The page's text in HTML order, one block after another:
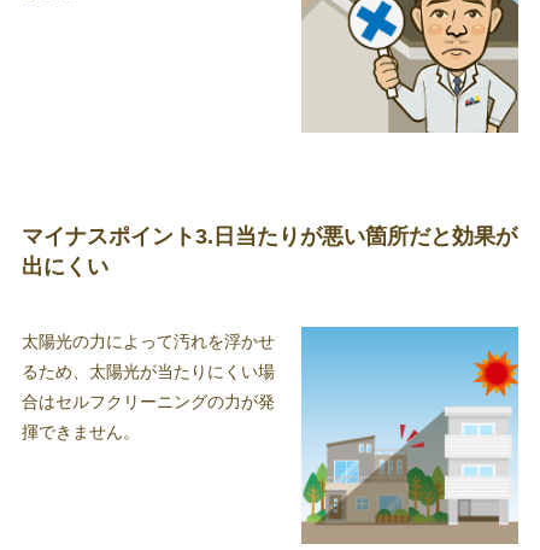
マイナスポイント3.日当たりが悪い箇所だと効果が
出にくい
太陽光の力によって汚れを浮かせ
るため、太陽光が当たりにくい場
合はセルフクリーニングの力が発
揮できません。